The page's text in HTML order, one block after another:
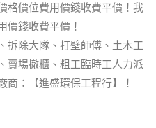
格價位費用價錢收費平價！我
價錢收費平價！
拆除大隊、打壁師傅、土木工
賣場撤櫃、粗工臨時工人力派
商：【進盛環保工程行】！